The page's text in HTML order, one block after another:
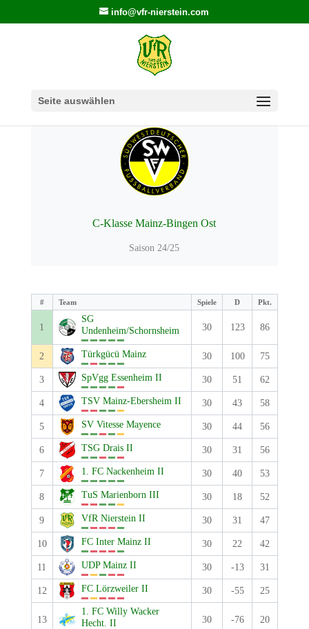
info@vfr-nierstein.com
Seite auswählen
C-Klasse Mainz-Bingen Ost
Saison 24/25
# Team Spiele D Pkt.
1
SG
Undenheim/Schornsheim
30 123 86
2 Türkgücü Mainz 30 100 75
3 SpVgg Essenheim II 30 51 62
4 TSV Mainz-Ebersheim II 30 43 58
5 SV Vitesse Mayence 30 44 56
6 TSG Drais II 30 31 56
7 1. FC Nackenheim II 30 40 53
8 TuS Marienborn III 30 18 52
9 VfR Nierstein II 30 31 47
10 FC Inter Mainz II 30 22 42
11 UDP Mainz II 30 -13 31
12 FC Lörzweiler II 30 -55 25
13
1. FC Willy Wacker
Hecht. II
30 -76 20